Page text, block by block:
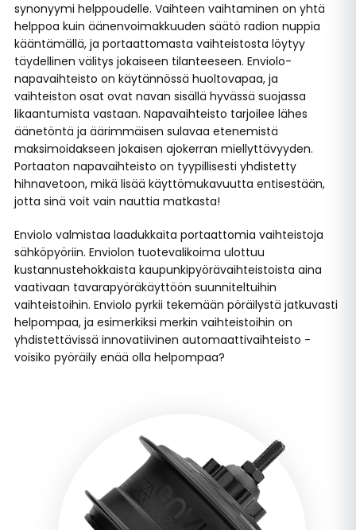
synonyymi helppoudelle. Vaihteen vaihtaminen on yhtä
helppoa kuin äänenvoimakkuuden säätö radion nuppia
kääntämällä, ja portaattomasta vaihteistosta löytyy
täydellinen välitys jokaiseen tilanteeseen. Enviolo-
napavaihteisto on käytännössä huoltovapaa, ja
vaihteiston osat ovat navan sisällä hyvässä suojassa
likaantumista vastaan. Napavaihteisto tarjoilee lähes
äänetöntä ja äärimmäisen sulavaa etenemistä
maksimoidakseen jokaisen ajokerran miellyttävyyden.
Portaaton napavaihteisto on tyypillisesti yhdistetty
hihnavetoon, mikä lisää käyttömukavuutta entisestään,
jotta sinä voit vain nauttia matkasta!
Enviolo valmistaa laadukkaita portaattomia vaihteistoja
sähköpyöriin. Enviolon tuotevalikoima ulottuu
kustannustehokkaista kaupunkipyörävaihteistoista aina
vaativaan tavarapyöräkäyttöön suunniteltuihin
vaihteistoihin. Enviolo pyrkii tekemään pöräilystä jatkuvasti
helpompaa, ja esimerkiksi merkin vaihteistoihin on
yhdistettävissä innovatiivinen automaattivaihteisto -
voisiko pyöräily enää olla helpompaa?